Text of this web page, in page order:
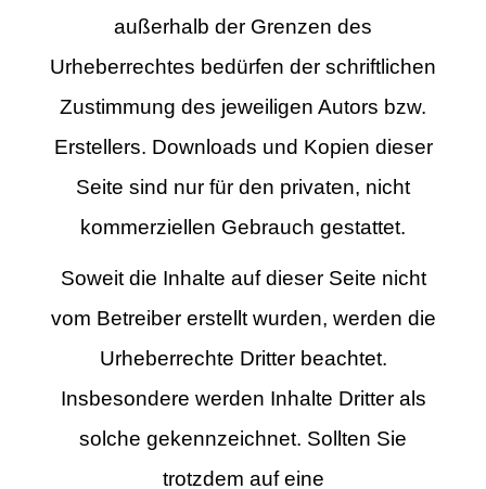
außerhalb der Grenzen des
Urheberrechtes bedürfen der schriftlichen
Zustimmung des jeweiligen Autors bzw.
Erstellers. Downloads und Kopien dieser
Seite sind nur für den privaten, nicht
kommerziellen Gebrauch gestattet.
Soweit die Inhalte auf dieser Seite nicht
vom Betreiber erstellt wurden, werden die
Urheberrechte Dritter beachtet.
Insbesondere werden Inhalte Dritter als
solche gekennzeichnet. Sollten Sie
trotzdem auf eine